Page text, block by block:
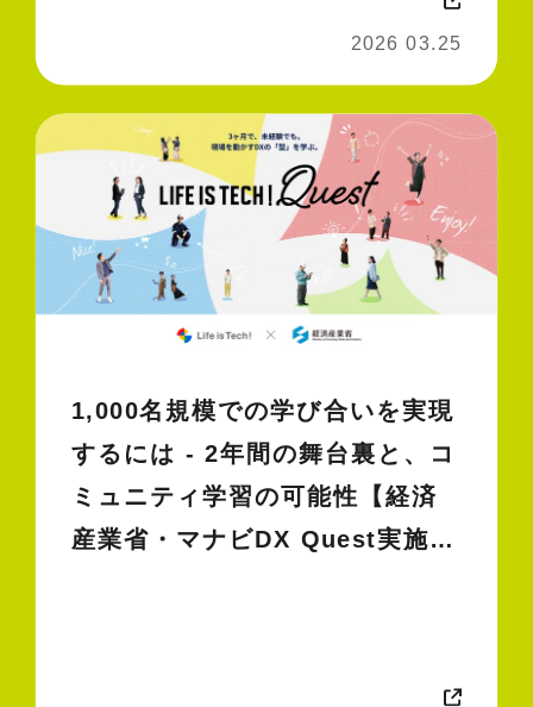
2026 03.25
1,000名規模での学び合いを実現
するには - 2年間の舞台裏と、コ
ミュニティ学習の可能性【経済
産業省・マナビDX Quest実施レ